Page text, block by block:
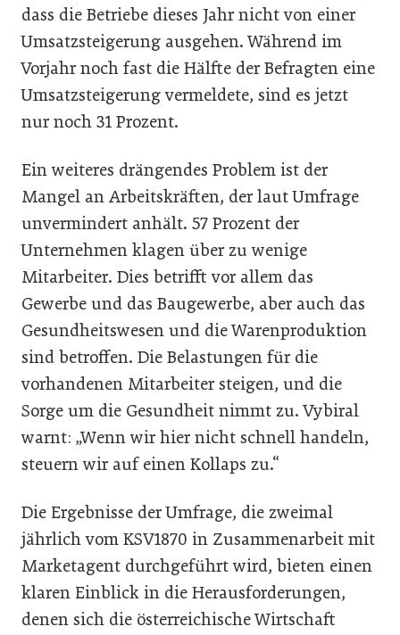
dass die Betriebe dieses Jahr nicht von einer
Umsatzsteigerung ausgehen. Während im
Vorjahr noch fast die Hälfte der Befragten eine
Umsatzsteigerung vermeldete, sind es jetzt
nur noch 31 Prozent.
Ein weiteres drängendes Problem ist der
Mangel an Arbeitskräften, der laut Umfrage
unvermindert anhält. 57 Prozent der
Unternehmen klagen über zu wenige
Mitarbeiter. Dies betrifft vor allem das
Gewerbe und das Baugewerbe, aber auch das
Gesundheitswesen und die Warenproduktion
sind betroffen. Die Belastungen für die
vorhandenen Mitarbeiter steigen, und die
Sorge um die Gesundheit nimmt zu. Vybiral
warnt: „Wenn wir hier nicht schnell handeln,
steuern wir auf einen Kollaps zu.“
Die Ergebnisse der Umfrage, die zweimal
jährlich vom KSV1870 in Zusammenarbeit mit
Marketagent durchgeführt wird, bieten einen
klaren Einblick in die Herausforderungen,
denen sich die österreichische Wirtschaft